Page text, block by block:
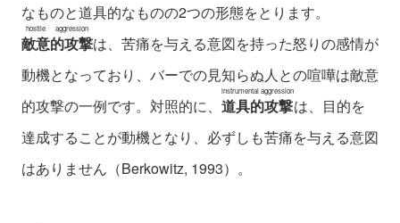
なものと道具的なものの2つの形態をとります。
敵意的攻撃
hostile aggression
は、苦痛を与える意図を持った怒りの感情が
動機となっており、バーでの見知らぬ人との喧嘩は敵意
的攻撃の一例です。対照的に、 道具的攻撃
instrumental aggression
は、目的を
達成することが動機となり、必ずしも苦痛を与える意図
はありません（Berkowitz, 1993）。